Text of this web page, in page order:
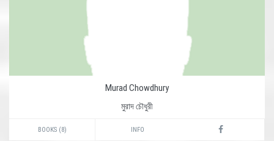
Murad Chowdhury
মুরাদ চৌধুরী
BOOKS (8) INFO